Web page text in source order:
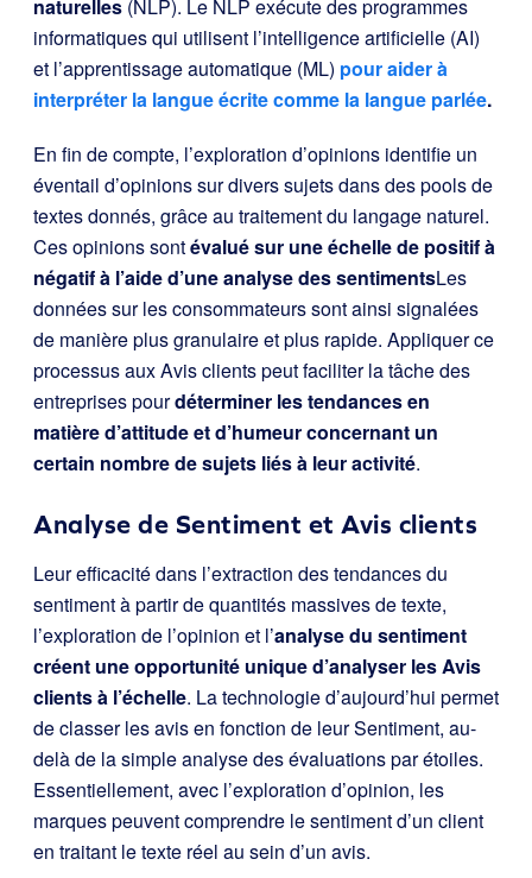
naturelles (NLP). Le NLP exécute des programmes
informatiques qui utilisent l’intelligence artificielle (AI)
et l’apprentissage automatique (ML) pour aider à
interpréter la langue écrite comme la langue parlée.
En fin de compte, l’exploration d’opinions identifie un
éventail d’opinions sur divers sujets dans des pools de
textes donnés, grâce au traitement du langage naturel.
Ces opinions sontévalué sur une échelle de positif à
négatif à l’aide d’une analyse des sentimentsLes
données sur les consommateurs sont ainsi signalées
de manière plus granulaire et plus rapide. Appliquer ce
processus aux Avis clients peut faciliter la tâche des
entreprises pourdéterminer les tendances en
matière d’attitude et d’humeur concernant un
certain nombre de sujets liés à leur activité.
Analyse de Sentiment et Avis clients
Leur efficacité dans l’extraction des tendances du
sentiment à partir de quantités massives de texte,
l’exploration de l’opinion et l’analyse du sentiment
créent une opportunité unique d’analyser les Avis
clientsà l’échelle. La technologie d’aujourd’hui permet
de classer les avis en fonction de leur Sentiment, au-
delà de la simple analyse des évaluations par étoiles.
Essentiellement, avec l’exploration d’opinion, les
marques peuvent comprendre le sentiment d’un client
en traitant le texte réel au sein d’un avis.